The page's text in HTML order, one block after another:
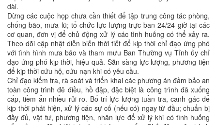
dài.
Dừng các cuộc họp chưa cần thiết để tập trung công tác phòng,
chống bão, mưa lũ; tổ chức lực lượng trực ban 24/24 giờ tại các
cơ quan, đơn vị để chủ động xử lý các tình huống có thể xảy ra.
Theo dõi cập nhật diễn biến thời tiết để kịp thời chỉ đạo ứng phó
với tình hình mưa bão và tham mưu Ban Thường vụ Tỉnh ủy chỉ
đạo ứng phó kịp thời, hiệu quả. Sẵn sàng lực lượng, phương tiện
để kịp thời cứu hộ, cứu nạn khi có yêu cầu.
Chỉ đạo kiểm tra, rà soát và triển khai các phương án đảm bảo an
toàn công trình đê điều, hồ đập, đặc biệt là công trình đã xuống
cấp, tiềm ẩn nhiều rủi ro. Bố trí lực lượng tuần tra, canh gác để
kịp thời phát hiện, xử lý các sự cố (nếu có) ngay từ đầu; chuẩn bị
đầy đủ, vật tư, phương tiện, nhân lực để xử lý khi có tình huống